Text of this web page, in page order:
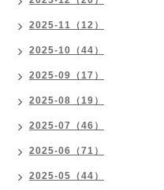
2025-11（12）
2025-10（44）
2025-09（17）
2025-08（19）
2025-07（46）
2025-06（71）
2025-05（44）